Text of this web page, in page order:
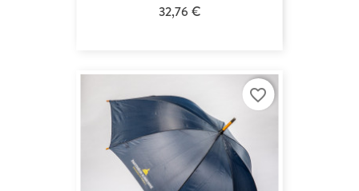
32,76 €
favorite_border